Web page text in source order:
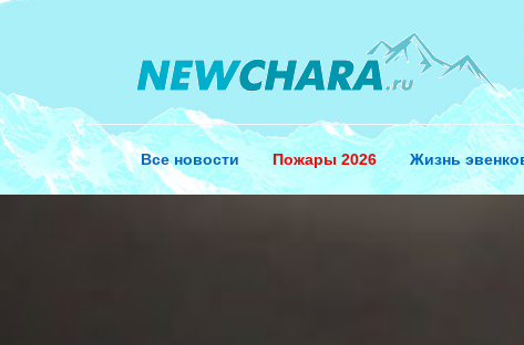
Все новости Пожары 2026 Жизнь